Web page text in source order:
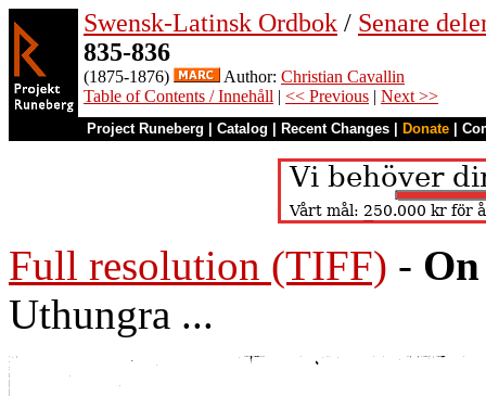
Swensk-Latinsk Ordbok / Senare
835-836
(1875-1876) Author: Christian Cavallin
Table of Contents / Innehåll | << Previous | Next >>
Project Runeberg Catalog Recent Changes Donate
Full resolution (TIFF) -
Uthungra ...